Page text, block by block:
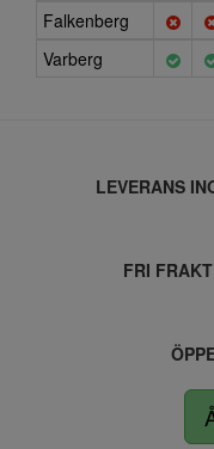
Falkenberg
Varberg
LEVERANS
FRI